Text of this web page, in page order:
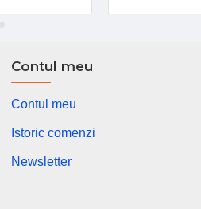
Contul meu
Contul meu
Istoric comenzi
Newsletter